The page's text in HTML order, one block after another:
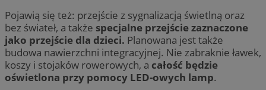
Pojawią się też: przejście z sygnalizacją świetlną oraz
bez świateł, a także specjalne przejście zaznaczone
jako przejście dla dzieci. Planowana jest także
budowa nawierzchni integracyjnej. Nie zabraknie ławek,
koszy i stojaków rowerowych, a całość będzie
oświetlona przy pomocy LED-owych lamp.